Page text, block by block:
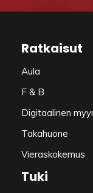
Ratkaisut
Aula
F & B
Digitaalinen
Takahuone
Vieraskokemus
Tuki